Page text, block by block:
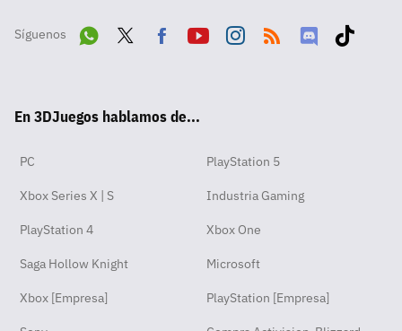
Síguenos
pp
ok
En 3DJuegos hablamos de...
PC PlayStation 5
Xbox Series X | S Industria Gaming
PlayStation 4 Xbox One
Saga Hollow Knight Microsoft
Xbox [Empresa] PlayStation [Empresa]